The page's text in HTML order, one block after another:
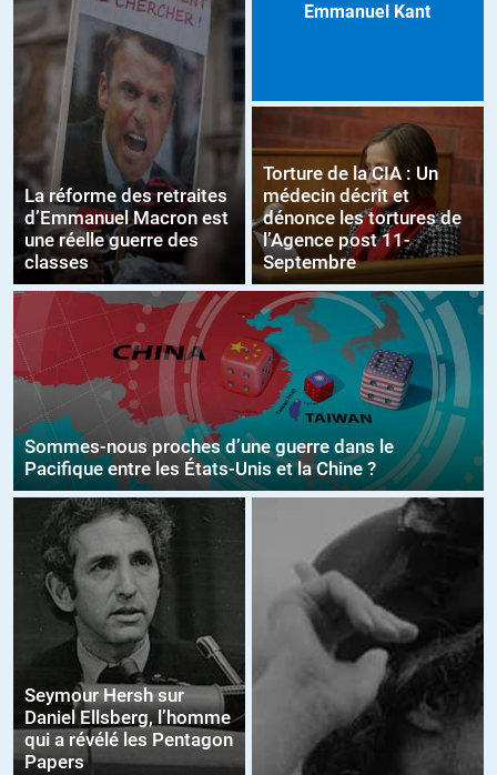
La réforme des retraites
d’Emmanuel Macron est
une réelle guerre des
classes
Emmanuel Kant
Torture de la CIA : Un
médecin décrit et
dénonce les tortures de
l’Agence post 11-
Septembre
Sommes-nous proches d’une guerre dans le
Pacifique entre les États-Unis et la Chine ?
Seymour Hersh sur
Daniel Ellsberg, l’homme
qui a révélé les Pentagon
Papers